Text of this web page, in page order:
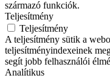
származó funkciók.
Teljesítmény
Teljesítmény
A teljesítmény sütik a
teljesítményindexeinek
segít jobb felhasználói
Analítikus